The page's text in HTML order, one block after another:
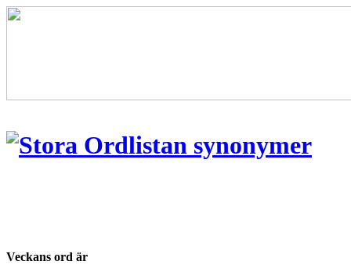
Veckans ord är